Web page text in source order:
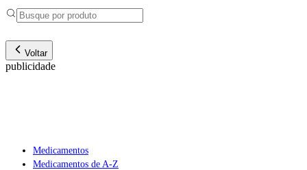
Voltar
publicidade
Medicamentos
Medicamentos de A-Z